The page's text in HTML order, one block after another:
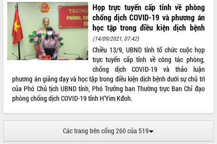
Xã Ea Phê gắn cải cách hành chính với
chuyển đổi số
Phó Chủ tịch Thường trực UBND tỉnh
Hồ Thị Nguyên Thảo làm việc tại Trung
tâm Phục vụ hành chính công xã Ea
Phê
hành cùng nông dân dân, doanh nghiệp
Giai đoạn 2026-2030, Đắk Lắk phấn
đấu có 77% xã đạt chuẩn nông thôn
mới
Chuyển đổi số 'mở đường' cho nông
nghiệp Đắk Lắk tăng trưởng bứt phá
Họp trực tuyến cấp tỉnh về phòng
chống dịch COVID-19 và phương án
học tập trong điều kiện dịch bệnh
(14/09/2021, 07:42)
Chiều 13/9, UBND tỉnh tổ chức cuộc họp
trực tuyến cấp tỉnh về công tác phòng,
chống dịch COVID-19 và thảo luận
phương án giảng dạy và học tập trong điều kiện dịch bệnh dưới sự chủ trì
của Phó Chủ tịch UBND tỉnh, Phó Trưởng ban Thường trực Ban Chỉ đạo
phòng chống dịch COVID-19 tỉnh H’Yim Kđoh.
Các trang trên cổng 260 của 519